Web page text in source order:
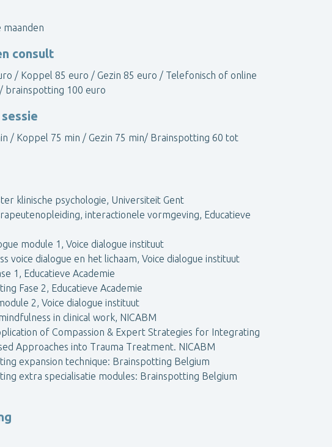
levensbeschouwingen en religies.
zoek bent gegaan naar advies.
tot 65 jaar.
HSP en hoogbegaafdheid.
aanmelden kan via de website van PsyBrugge.
consult
/ Koppel 85 euro / Gezin 85 euro / Telefonisch of online
brainspotting 100 euro
/ Koppel 75 min / Gezin 75 min/ Brainspotting 60 tot
klinische psychologie, Universiteit Gent
interactionele vormgeving, Educatieve
module 1, Voice dialogue instituut
voice dialogue en het lichaam, Voice dialogue instituut
1, Educatieve Academie
Fase 2, Educatieve Academie
2, Voice dialogue instituut
in clinical work, NICABM
of Compassion & Expert Strategies for Integrating
Approaches into Trauma Treatment. NICABM
expansion technique: Brainspotting Belgium
extra specialisatie modules: Brainspotting Belgium